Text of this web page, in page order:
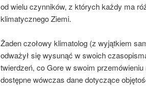
od wielu czynników, z których każdy ma
klimatycznego Ziemi.
Żaden czołowy klimatolog (z wyjątkiem
odważył się wysunąć w swoich
twierdzeń, co Gore w swoim
dostępne wówczas dane dotyczące